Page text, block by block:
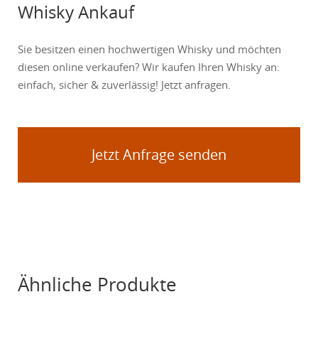
Whisky Ankauf
Sie besitzen einen hochwertigen Whisky und möchten
diesen online verkaufen? Wir kaufen Ihren Whisky an:
einfach, sicher & zuverlässig! Jetzt anfragen.
Jetzt Anfrage senden
Ähnliche Produkte